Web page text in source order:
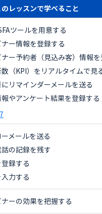
のレッスンで学べること
ツールを用意する
ー情報を登録する
ナー予約者（見込み客）情報
（KPI）をリアルタイムで見
リマインダーメールを送る
報やアンケート結果を登録する
メールを送る
の記録を残す
録する
力する
ナーの効果を把握する